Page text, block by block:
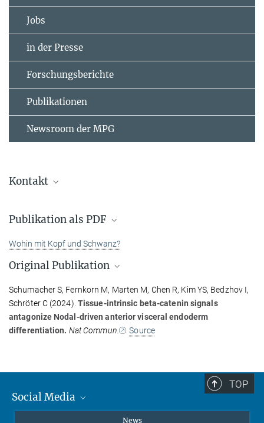
Jobs
in der Presse
Forschungsberichte
Publikationen
Newsroom der MPG
Kontakt
Dr. Christian Schröter
christian.schroeter@...
Max Planck Institute of Molecular Physiology, Dortmund
Pressearbeit:
Johann Jarzombek
Presse- und Öffentlichkeitsarbeit
+49 231 133-2522
Publikation als PDF
Wohin mit Kopf und Schwanz?
Original Publikation
Schumacher S, Fernkorn M, Marten M, Chen R, Kim YS, Bedzhov I,
Schröter C (2024). Tissue-intrinsic beta-catenin signals
antagonize Nodal-driven anterior visceral endoderm
differentiation. Nat Commun. Source
TOP
Social Media
News